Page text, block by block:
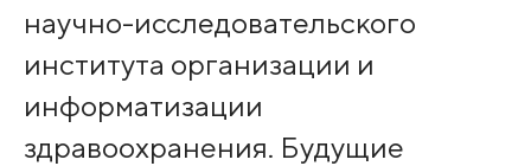
научно-исследовательского
института организации и
информатизации
здравоохранения. Будущие